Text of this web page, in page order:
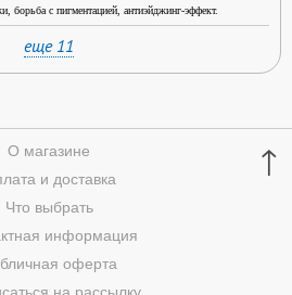
борьба с пигментацией, антиэйджинг-эффект.
еще 11
↑
О магазине
и доставка
Что выбрать
информация
оферта